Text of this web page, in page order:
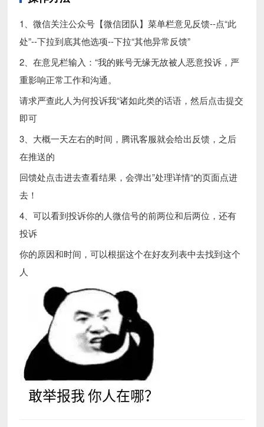
1、微信关注公众号【微信团队】菜单栏意见反馈--点“此
处”--下拉到底其他选项--下拉“其他异常反馈”
2、在意见栏输入：“我的账号无缘无故被人恶意投诉，严
重影响正常工作和沟通。
请求严查此人为何投诉我“诸如此类的话语，然后点击提交
即可
3、大概一天左右的时间，腾讯客服就会给出反馈，之后
在推送的
回馈处点击进去查看结果，会弹出”处理详情“的页面点进
去！
4、可以看到投诉你的人微信号的前两位和后两位，还有
投诉
你的原因和时间，可以根据这个在好友列表中去找到这个
人